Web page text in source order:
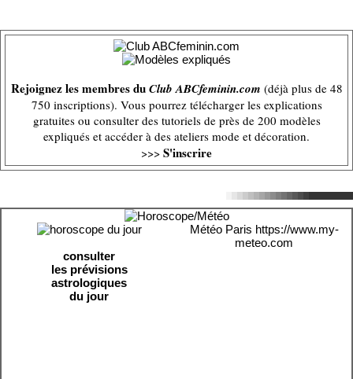
Rejoignez les membres duClub ABCfeminin.com (déjà plus de 48
750 inscriptions). Vous pourrez télécharger les explications
gratuites ou consulter des tutoriels de près de 200 modèles
expliqués et accéder à des ateliers mode et décoration.
>>> S'inscrire
consulter
les prévisions
astrologiques
du jour
Météo Paris https://www.my-
meteo.com